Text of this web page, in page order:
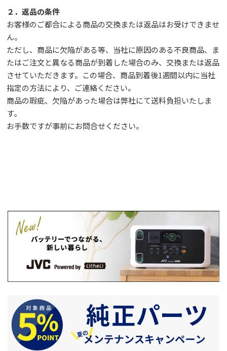
２．返品の条件
お客様のご都合による商品の交換または返品はお受けできませ
ん。
ただし、 商品に欠陥がある等、当社に原因のある不良商品、ま
たはご注文と異なる商品が到着した場合のみ、交換または返品
させていただきます。この場合、商品到着後1週間以内に当社
指定の方法により、ご連絡ください。
商品の瑕疵、欠陥があった場合は弊社にて送料負担いたしま
す。
お手数ですが事前にお問合せください。